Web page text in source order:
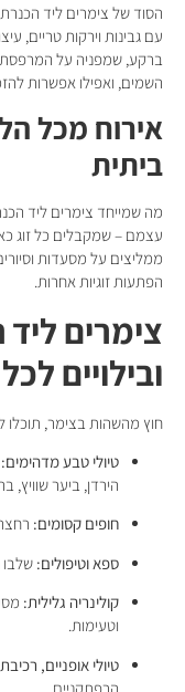
הסוד של צימרים ליד
עם גבינות וירקות טריים,
ברקע, שמפניה על המרפסת
השמים, ואפילו אפשרות
אירוח מכל
ביתית
מה שמייחד צימרים ליד
עצמם – שמקבלים כל זוג
ממליצים על מסעדות
הפתעות זוגיות אחרות.
צימרים ליד
ובילויים
חוץ מהשהות בצימר, תוכלו
טיולי טבע מדהימים:
הירדן, ביער
חופים קסומים:
ספא וטיפולים: שלבו
קולינריה גלילית:
וטעימות.
טיולי אופניים,
הרפתקניים.